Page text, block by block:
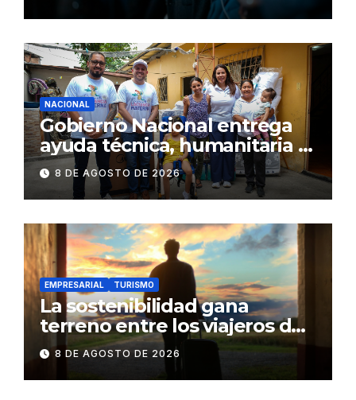
NACIONAL
Gobierno Nacional entrega
ayuda técnica, humanitaria y
Bono Joaquín Gallegos Lara a
familia en situación de
vulnerabilidad
8 DE AGOSTO DE 2026
EMPRESARIAL TURISMO
La sostenibilidad gana
terreno entre los viajeros de
negocios
8 DE AGOSTO DE 2026